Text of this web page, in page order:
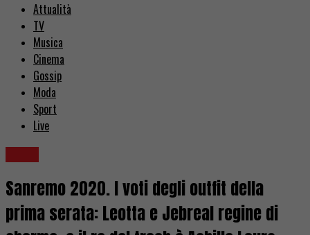
Attualità
TV
Musica
Cinema
Gossip
Moda
Sport
Live
Sanremo 2020. I voti degli outfit della
prima serata: Leotta e Jebreal regine di